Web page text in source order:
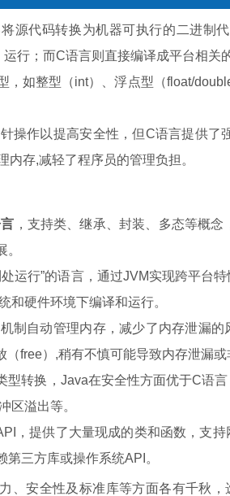
源代码转换为机器可执行的二进制
行；而C语言则直接编译成平台相关
，如整型（int）、浮点型（float/
操作以提高安全性，但C语言提供了
存,减轻了程序员的管理负担。
，支持类、继承、封装、多态等概念
运行”的语言，通过JVM实现跨平台特
和硬件环境下编译和运行。
制自动管理内存，减少了内存泄漏
free）,稍有不慎可能导致内存泄漏或
型转换，Java在安全性方面优于C语
区溢出等。
，提供了大量现成的类和函数，支
三方库或操作系统API。
、安全性及标准库等方面各有千秋